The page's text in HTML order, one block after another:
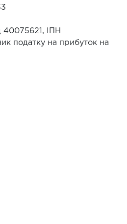
40075621, ІПН
податку на прибуток на